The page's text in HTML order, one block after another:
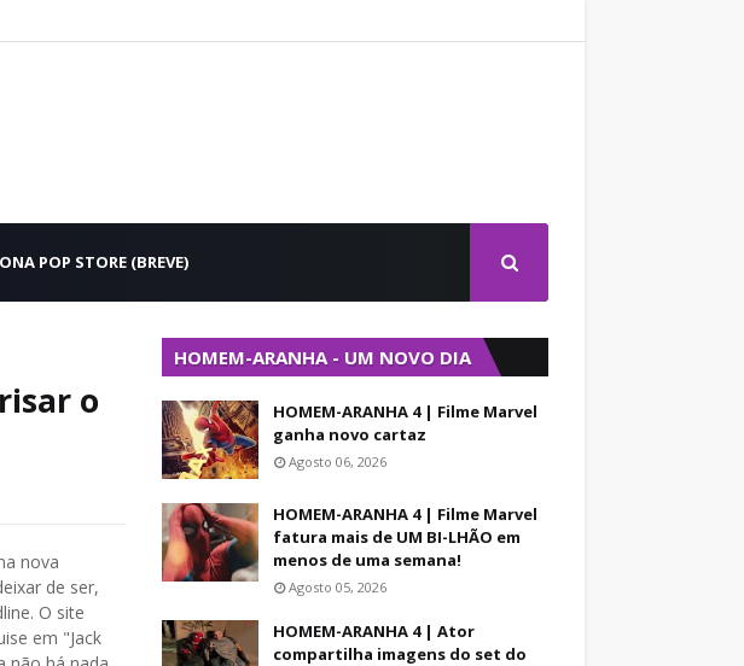
POP STORE (BREVE)
o
nova
de ser,
O site
em "Jack
HOMEM-ARANHA - UM NOVO DIA
HOMEM-ARANHA 4 | Filme Marvel
ganha novo cartaz
Agosto 06, 2026
HOMEM-ARANHA 4 | Filme Marvel
fatura mais de UM BI-LHÃO em
menos de uma semana!
Agosto 05, 2026
HOMEM-ARANHA 4 | Ator
compartilha imagens do set do